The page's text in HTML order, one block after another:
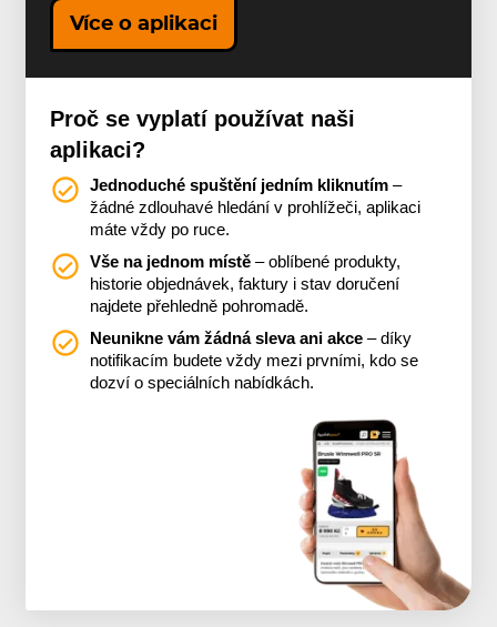
Více o aplikaci
Proč se vyplatí používat naši
aplikaci?
Jednoduché spuštění jedním kliknutím –
žádné zdlouhavé hledání v prohlížeči, aplikaci
máte vždy po ruce.
Vše na jednom místě – oblíbené produkty,
historie objednávek, faktury i stav doručení
najdete přehledně pohromadě.
Neunikne vám žádná sleva ani akce – díky
notifikacím budete vždy mezi prvními, kdo se
dozví o speciálních nabídkách.